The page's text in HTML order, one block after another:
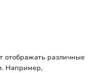
отображать различные
Например,